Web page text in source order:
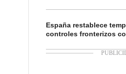
España restablece
controles fronterizos